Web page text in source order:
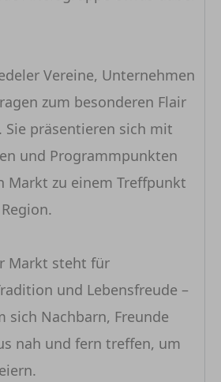
Vereine, Unternehmen
zum besonderen Flair
Sie präsentieren sich mit
und Programmpunkten
Markt zu einem Treffpunkt
Markt steht für
und Lebensfreude –
sich Nachbarn, Freunde
nah und fern treffen, um